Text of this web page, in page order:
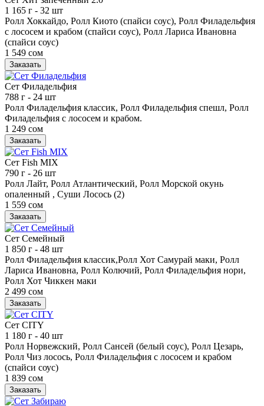
1 165 г - 32 шт
Ролл Хоккайдо, Ролл Киото (спайси соус), Ролл Филадельфия
с лососем и крабом (спайси соус), Ролл Лариса Ивановна
(спайси соус)
1 549 сом
Заказать
Сет Филадельфия
788 г - 24 шт
Ролл Филадельфия классик, Ролл Филадельфия спешл, Ролл
Филадельфия с лососем и крабом.
1 249 сом
Заказать
Сет Fish MIX
790 г - 26 шт
Ролл Лайт, Ролл Атлантический, Ролл Морской окунь
опаленный , Суши Лосось (2)
1 559 сом
Заказать
Сет Семейный
1 850 г - 48 шт
Ролл Филадельфия классик,Ролл Хот Самурай маки, Ролл
Лариса Ивановна, Ролл Колючий, Ролл Филадельфия нори,
Ролл Хот Чиккен маки
2 499 сом
Заказать
Сет CITY
1 180 г - 40 шт
Ролл Норвежский, Ролл Сансей (белый соус), Ролл Цезарь,
Ролл Чиз лосось, Ролл Филадельфия с лососем и крабом
(спайси соус)
1 839 сом
Заказать